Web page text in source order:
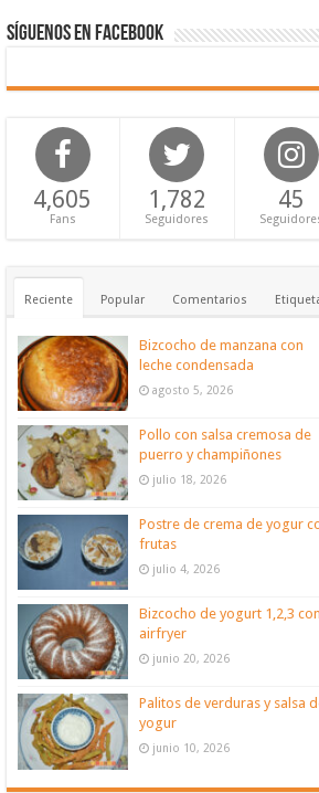
Síguenos en Facebook
4,605
Fans
1,782
Seguidores
45
Reciente Popular Comentarios
Bizcocho de manzana con
leche condensada
agosto 5, 2026
Pollo con salsa cremosa de
puerro y champiñones
julio 18, 2026
Postre de crema de yogur
frutas
julio 4, 2026
Bizcocho de yogurt 1,2,3 con
airfryer
junio 20, 2026
Palitos de verduras y salsa
yogur
junio 10, 2026